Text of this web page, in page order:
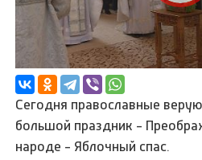
Сегодня православные
большой праздник -
народе - Яблочный спас.